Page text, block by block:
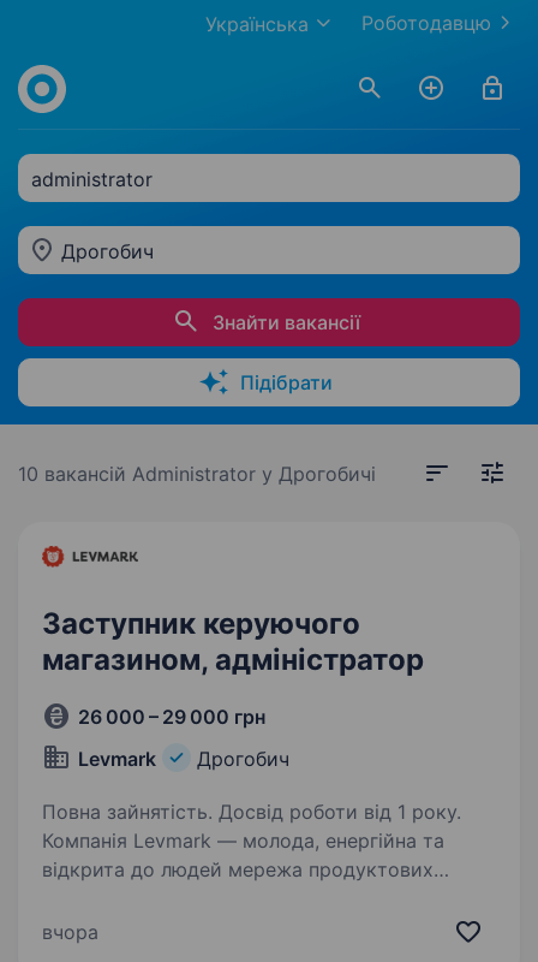
Роботодавцю
Українська
administrator
Дрогобич
Знайти вакансії
Підібрати
10 вакансій Administrator у Дрогобичі
Заступник керуючого
магазином, адміністратор
26 000 – 29 000 грн
Levmark
Дрогобич
Повна зайнятість. Досвід роботи від 1 року.
Компанія Levmark — молода, енергійна та
відкрита до людей мережа продуктових
Ми працюємо з 2017 року, вже об'єднали
вчора